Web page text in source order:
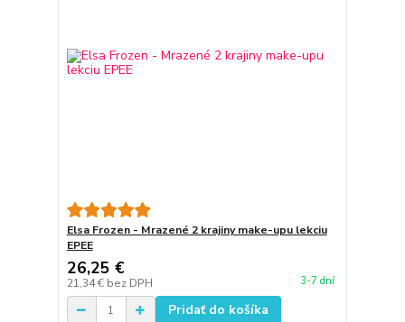
Elsa Frozen - Mrazené 2 krajiny make-upu lekciu
EPEE
26,25 €
21,34 € bez DPH 3-7 dní
Pridať do košíka